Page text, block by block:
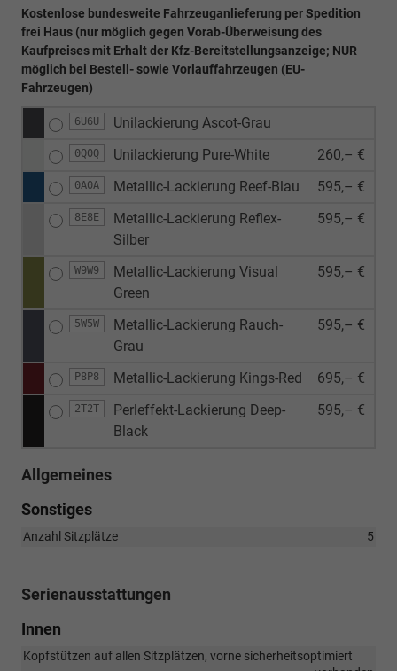
Kostenlose bundesweite Fahrzeuganlieferung per Spedition
frei Haus (nur möglich gegen Vorab-Überweisung des
Kaufpreises mit Erhalt der Kfz-Bereitstellungsanzeige; NUR
möglich bei Bestell- sowie Vorlauffahrzeugen (EU-
Fahrzeugen)
6U6U Unilackierung Ascot-Grau
0Q0Q Unilackierung Pure-White 260,– €
0A0A Metallic-Lackierung Reef-Blau 595,– €
8E8E
Metallic-Lackierung Reflex-
Silber
595,– €
W9W9
Metallic-Lackierung Visual
Green
595,– €
5W5W
Metallic-Lackierung Rauch-
Grau
595,– €
P8P8 Metallic-Lackierung Kings-Red 695,– €
2T2T
Perleffekt-Lackierung Deep-
Black
595,– €
Allgemeines
Sonstiges
Anzahl Sitzplätze 5
Serienausstattungen
Innen
Kopfstützen auf allen Sitzplätzen, vorne sicherheitsoptimiert